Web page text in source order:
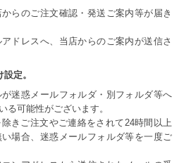
らのご注文確認・発送ご案内等が届き
ドレスへ、当店からのご案内が送信さ
定。
迷惑メールフォルダ・別フォルダ等へ
る可能性がございます。
きご注文やご連絡をされて24時間以上
場合、迷惑メールフォルダ等を一度ご